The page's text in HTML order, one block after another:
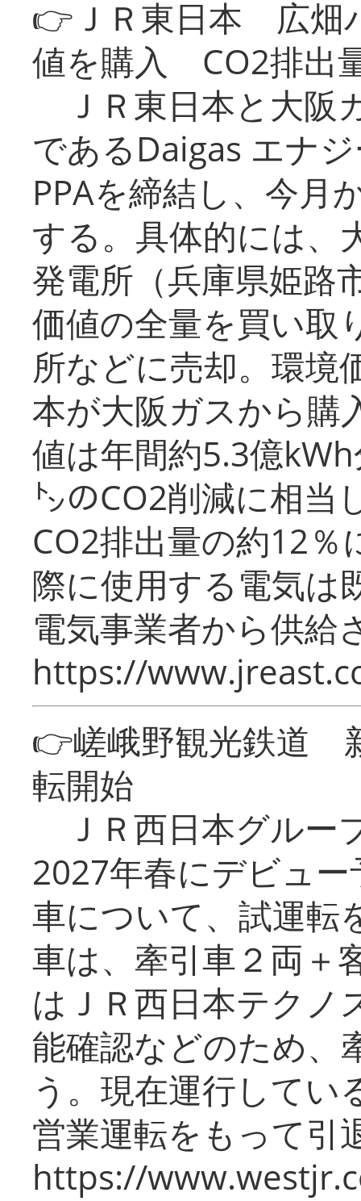
👉ＪＲ東日本 広畑
値を購入 CO2排出
ＪＲ東日本と大阪
であるDaigas エナ
PPAを締結し、今月
する。具体的には、
発電所（兵庫県姫路
価値の全量を買い取
所などに売却。環境
本が大阪ガスから購
値は年間約5.3億
㌧のCO2削減に相当
CO2排出量の約12％
際に使用する電気は
電気事業者から供給
https://
👉嵯峨野観光鉄道
転開始
ＪＲ西日本グルー
2027年春にデビュ
車について、試運転
車は、牽引車２両＋
はＪＲ西日本テクノ
能確認などのため、
う。現在運行してい
営業運転をもって引
https://